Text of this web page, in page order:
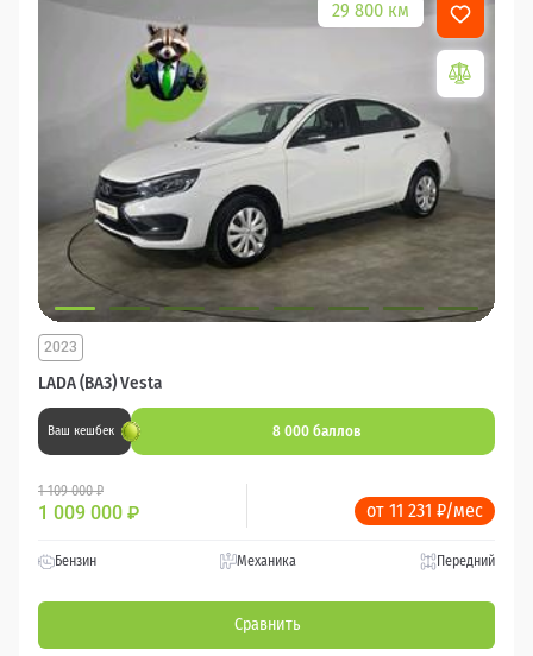
29 800 км
LADA (ВАЗ) Vesta
2023
Ваш кешбек 8 000 баллов
1 109 000 ₽
1 009 000 ₽ от 11 231 ₽/мес
Бензин Механика Передний
Сравнить